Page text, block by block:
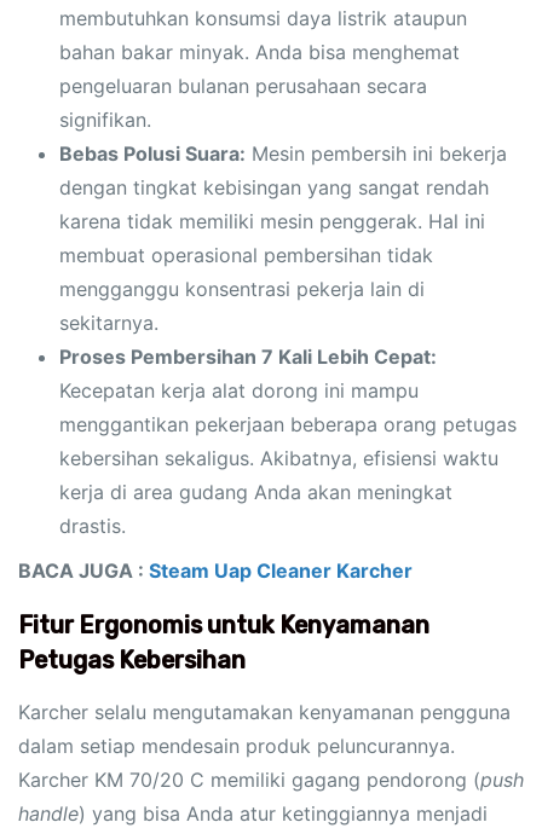
membutuhkan konsumsi daya listrik ataupun
bahan bakar minyak. Anda bisa menghemat
pengeluaran bulanan perusahaan secara
signifikan.
Bebas Polusi Suara: Mesin pembersih ini bekerja
dengan tingkat kebisingan yang sangat rendah
karena tidak memiliki mesin penggerak. Hal ini
membuat operasional pembersihan tidak
mengganggu konsentrasi pekerja lain di
sekitarnya.
Proses Pembersihan 7 Kali Lebih Cepat:
Kecepatan kerja alat dorong ini mampu
menggantikan pekerjaan beberapa orang petugas
kebersihan sekaligus. Akibatnya, efisiensi waktu
kerja di area gudang Anda akan meningkat
drastis.
BACA JUGA : Steam Uap Cleaner Karcher
Fitur Ergonomis untuk Kenyamanan
Petugas Kebersihan
Karcher selalu mengutamakan kenyamanan pengguna
dalam setiap mendesain produk peluncurannya.
Karcher KM 70/20 C memiliki gagang pendorong (push
handle) yang bisa Anda atur ketinggiannya menjadi